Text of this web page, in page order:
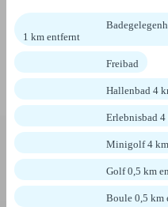
1 km entfernt
Freibad
Hallenbad 4
Erlebnisbad
Minigolf 4
Golf 0,5 km
Boule 0,5 km